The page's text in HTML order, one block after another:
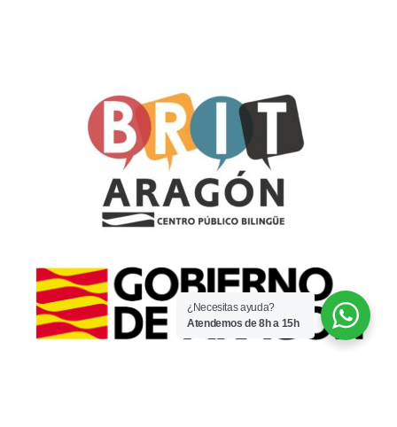
¿Necesitas ayuda?
Atendemos de 8h a 15h